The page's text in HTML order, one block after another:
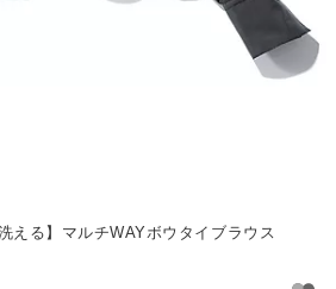
える】マルチWAYボウタイブラウス